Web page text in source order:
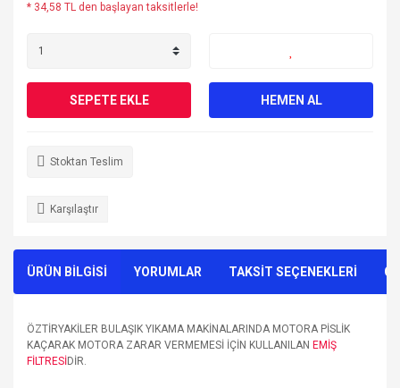
* 34,58 TL den başlayan taksitlerle!
SEPETE EKLE HEMEN AL
Stoktan Teslim
Karşılaştır
ÜRÜN BİLGİSİ YORUMLAR TAKSİT SEÇENEKLERİ
ÖZTİRYAKİLER BULAŞIK YIKAMA MAKİNALARINDA MOTORA PİSLİK
KAÇARAK MOTORA ZARAR VERMEMESİ İÇİN KULLANILAN EMİŞ
FİLTRESİDİR.